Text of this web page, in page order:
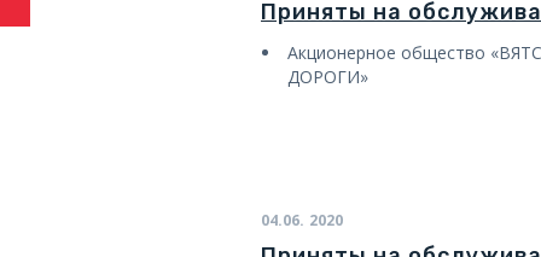
Приняты на
Акционерное общество
ДОРОГИ»
04.06. 2020